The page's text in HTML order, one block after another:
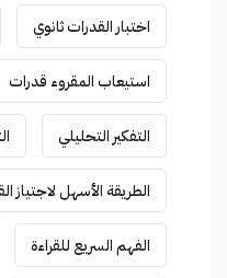
اختبار القدرات ثانوي
استيعاب المقروء قدرات
التفكير التحليلي
الطريقة الأسهل لاجتياز
الفهم السريع للقراءة